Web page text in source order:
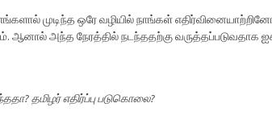
முடிந்த ஒரே வழியில் நாங்கள்
ஆனால் அந்த நேரத்தில் நடந்ததற்கு வருத்தப்படுவதாக
தமிழர் எதிர்ப்பு படுகொலை?